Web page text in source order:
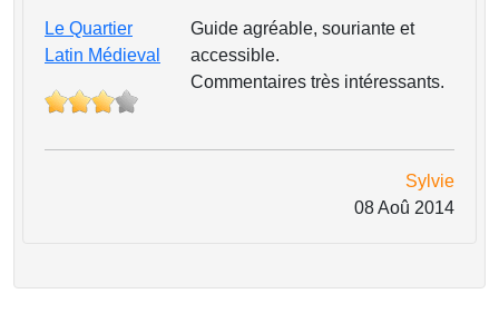
Le Quartier
Latin Médieval
Guide agréable, souriante et
accessible.
Commentaires très intéressants.
Sylvie
08 Aoû 2014